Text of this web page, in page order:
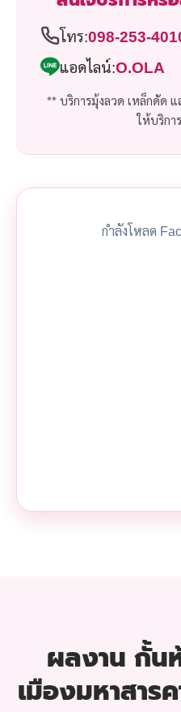
โทร:098-253-
แอดไลน์:O.OLA
** บริการมุ้งลวด เหล็กดัด
ให้บริกา
กำลังโหลด
ผลงาน กั้น
เมืองมหาสาร